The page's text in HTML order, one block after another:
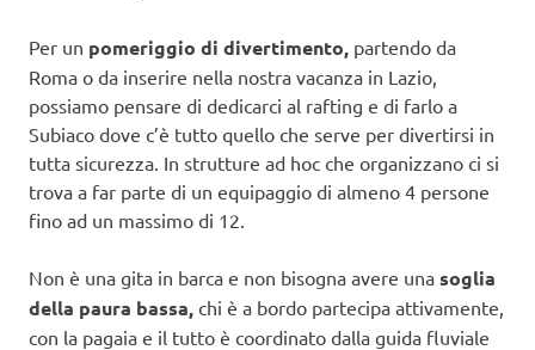
Per un pomeriggio di divertimento, partendo da
Roma o da inserire nella nostra vacanza in Lazio,
possiamo pensare di dedicarci al rafting e di farlo a
Subiaco dove c’è tutto quello che serve per divertirsi in
tutta sicurezza. In strutture ad hoc che organizzano ci si
trova a far parte di un equipaggio di almeno 4 persone
fino ad un massimo di 12.
Non è una gita in barca e non bisogna avere una soglia
della paura bassa, chi è a bordo partecipa attivamente,
con la pagaia e il tutto è coordinato dalla guida fluviale